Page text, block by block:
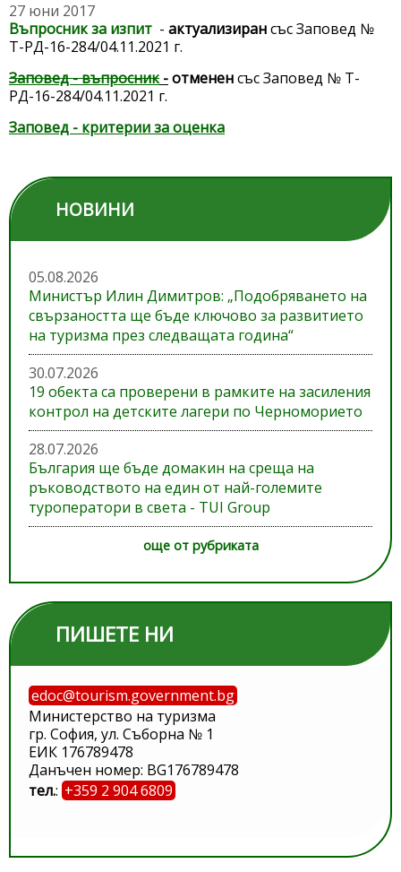
27 юни 2017
Въпросник за изпит - актуализирансъс Заповед №
Т-РД-16-284/04.11.2021 г.
Заповед - въпросник-отмененсъс Заповед № Т-
РД-16-284/04.11.2021 г.
Заповед - критерии за оценка
НОВИНИ
05.08.2026
Министър Илин Димитров: „Подобряването на
свързаността ще бъде ключово за развитието
на туризма през следващата година“
30.07.2026
19 обекта са проверени в рамките на засиления
контрол на детските лагери по Черноморието
28.07.2026
България ще бъде домакин на среща на
ръководството на един от най-големите
туроператори в света - TUI Group
още от рубриката
ПИШЕТЕ НИ
edoc@tourism.government.bg
Министерство на туризма
гр. София, ул. Съборна № 1
ЕИК 176789478
Данъчен номер: BG176789478
тел.: +359 2 904 6809